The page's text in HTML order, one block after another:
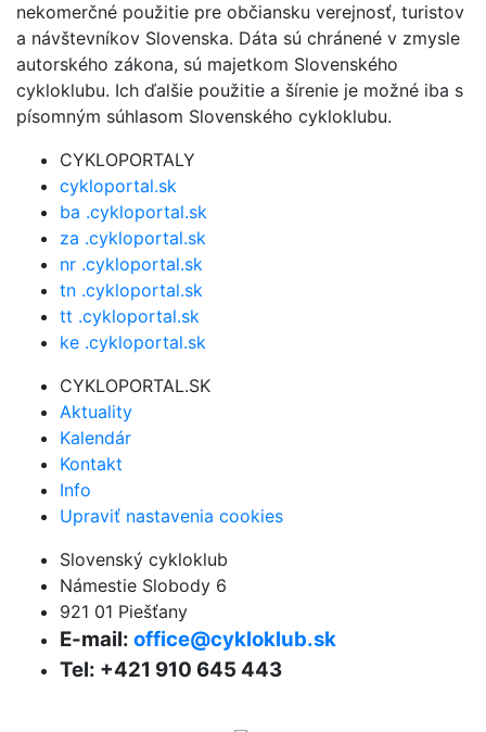
nekomerčné použitie pre občiansku verejnosť, turistov
a návštevníkov Slovenska. Dáta sú chránené v zmysle
autorského zákona, sú majetkom Slovenského
cykloklubu. Ich ďalšie použitie a šírenie je možné iba s
písomným súhlasom Slovenského cykloklubu.
CYKLOPORTALY
cykloportal.sk
ba .cykloportal.sk
za .cykloportal.sk
nr .cykloportal.sk
tn .cykloportal.sk
tt .cykloportal.sk
ke .cykloportal.sk
CYKLOPORTAL.SK
Aktuality
Kalendár
Kontakt
Info
Upraviť nastavenia cookies
Slovenský cykloklub
Námestie Slobody 6
921 01 Piešťany
E-mail: office@cykloklub.sk
Tel: +421 910 645 443